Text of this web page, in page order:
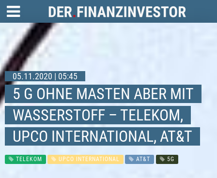
05.11.2020 | 05:45
5 G OHNE MASTEN ABER MIT
WASSERSTOFF – TELEKOM,
UPCO INTERNATIONAL, AT&T
TELEKOM UPCO INTERNATIONAL AT&T 5G